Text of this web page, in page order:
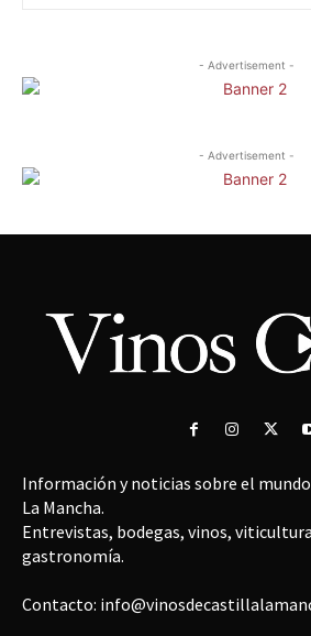
- Advertisement -
- Advertisement -
Información y noticias sobre el
La Mancha.
Entrevistas, bodegas, vinos,
gastronomía.
Contacto: